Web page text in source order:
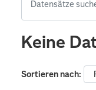
Keine
Sortieren nach